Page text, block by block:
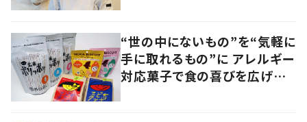
“世の中にないもの”を“気軽に
手に取れるもの”に アレルギー
対応菓子で食の喜びを広げる